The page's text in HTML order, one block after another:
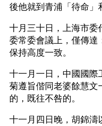
後他就到青浦「待命」
十月三十日，上海市委
委常委會議上，僅傳達
保持高度一致。
十一月一日，中國國際
菊遵旨偕同老婆餘慧文
的，既往不咎的。
十一月四日晚，胡錦濤